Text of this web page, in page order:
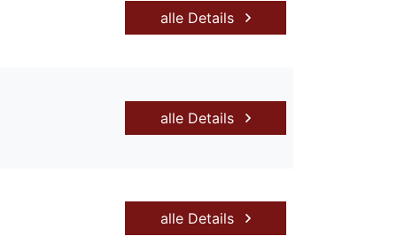
alle Details
alle Details
alle Details